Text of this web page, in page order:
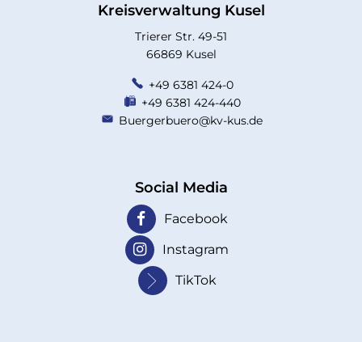
Kreisverwaltung Kusel
Trierer Str. 49-51
66869 Kusel
+49 6381 424-0
+49 6381 424-440
Buergerbuero@kv-kus.de
Social Media
Facebook
Instagram
TikTok